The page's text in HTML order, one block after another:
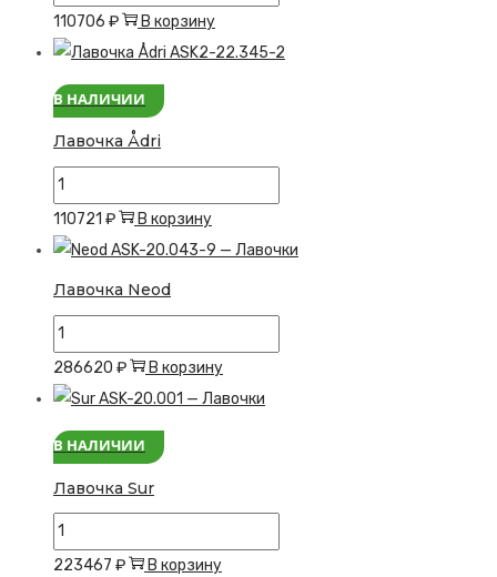
товара
Лавочка
110706 ₽ В корзину
В НАЛИЧИИ
Лавочка Ådri
Количество
товара
Лавочка
110721 ₽ В корзину
Лавочка Neod
Количество
товара
Лавочка
286620 ₽ В корзину
В НАЛИЧИИ
Лавочка Sur
Количество
товара
223467 ₽ В корзину